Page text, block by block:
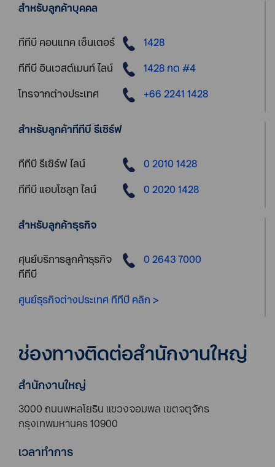
สำหรับลูกค้าบุคคล
ทีทีบี คอนแทค เซ็นเตอร์
1428
ทีทีบี อินเวสต์เมนท์ ไลน์
1428 กด #4
โทรจากต่างประเทศ
+66 2241 1428
สำหรับลูกค้าทีทีบี รีเซิร์ฟ
ทีทีบี รีเซิร์ฟ ไลน์
0 2010 1428
ทีทีบี แอบโซลูท ไลน์
0 2020 1428
สำหรับลูกค้าธุรกิจ
ศุนย์บริการลูกค้าธุรกิจ
ทีทีบี
0 2643 7000
ศูนย์ธุรกิจต่างประเทศ ทีทีบี คลิก >
ช่องทางติดต่อสำนักงานใหญ่
สำนักงานใหญ่
3000 ถนนพหลโยธิน แขวงจอมพล เขตจตุจักร
กรุงเทพมหานคร 10900
เวลาทำการ